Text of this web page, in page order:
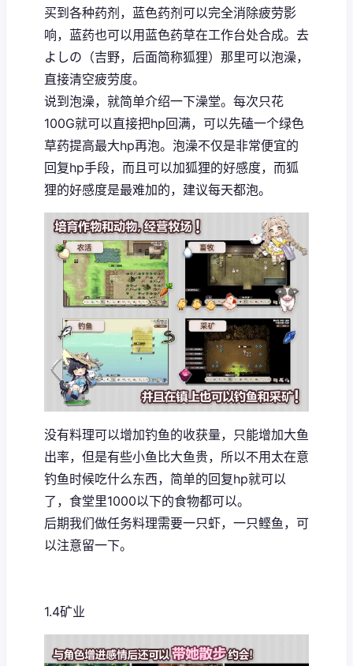
买到各种药剂，蓝色药剂可以完全消除疲劳影
响，蓝药也可以用蓝色药草在工作台处合成。去
よしの（吉野，后面简称狐狸）那里可以泡澡，
直接清空疲劳度。
说到泡澡，就简单介绍一下澡堂。每次只花
100G就可以直接把hp回满，可以先磕一个绿色
草药提高最大hp再泡。泡澡不仅是非常便宜的
回复hp手段，而且可以加狐狸的好感度，而狐
狸的好感度是最难加的，建议每天都泡。
没有料理可以增加钓鱼的收获量，只能增加大鱼
出率，但是有些小鱼比大鱼贵，所以不用太在意
钓鱼时候吃什么东西，简单的回复hp就可以
了，食堂里1000以下的食物都可以。
后期我们做任务料理需要一只虾，一只鲣鱼，可
以注意留一下。
1.4矿业